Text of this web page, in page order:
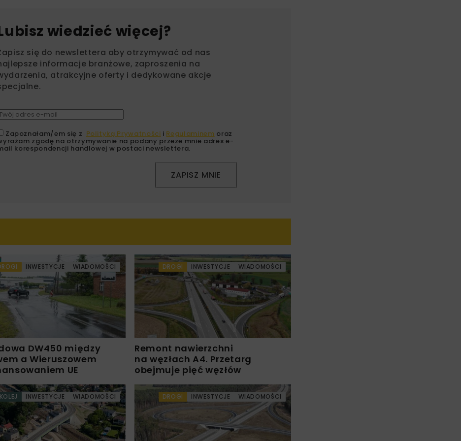
wiedzieć więcej?
się do newslettera aby otrzymywać od nas
informacje branżowe, zaproszenia na
atrakcyjne oferty i dedykowane akcje
Zapoznałam/em się z Polityką Prywatności i Regulaminem oraz
zgodę na otrzymywanie na podany przeze mnie adres e-
korespondencji handlowej w postaci newslettera.
ZAPISZ MNIE
INWESTYCJE WIADOMOŚCI
DW450 między
a Wieruszowem
UE
DROGI INWESTYCJE WIADOMOŚCI
Remont nawierzchni
na węzłach A4. Przetarg
obejmuje pięć węzłów
KOLEJ INWESTYCJE WIADOMOŚCI DROGI INWESTYCJE WIADOMOŚCI